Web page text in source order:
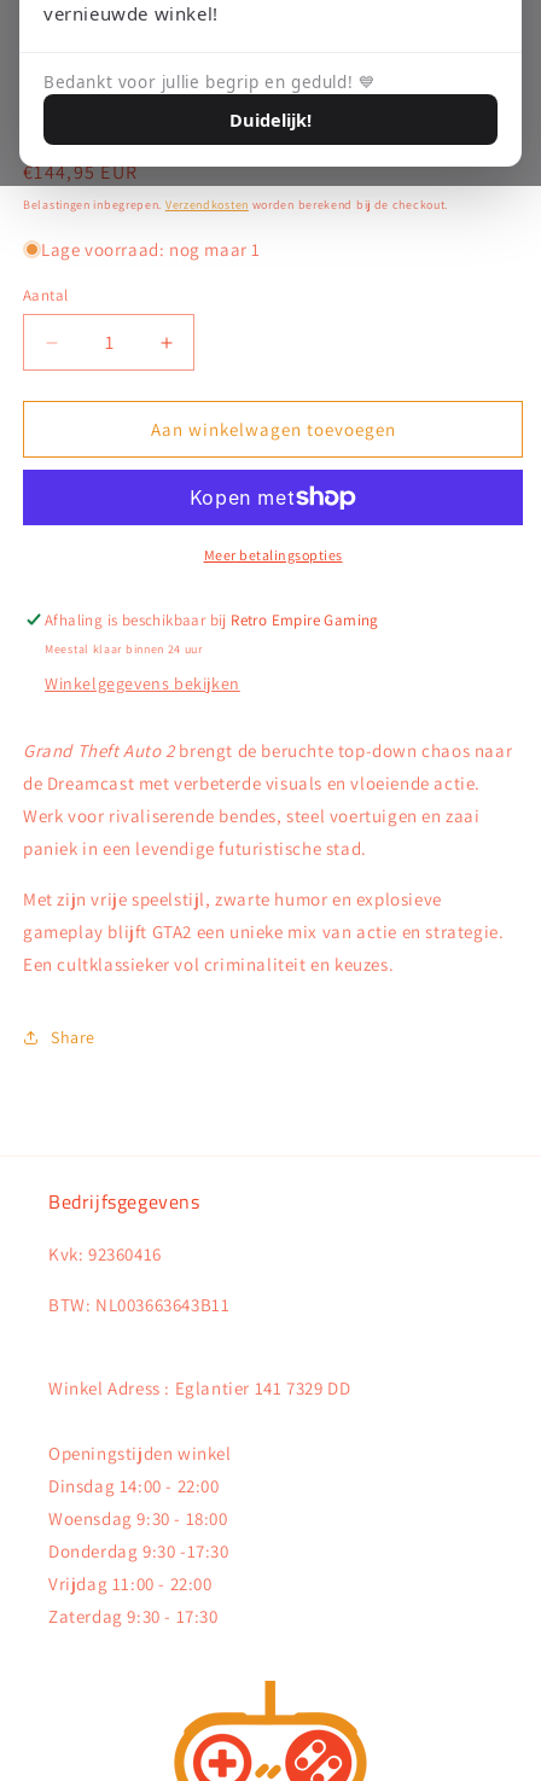
modaal
Grand Theft Auto 2 –
Dreamcast
Normale
prijs
€144,95 EUR
Belastingen inbegrepen. Verzendkosten worden berekend bij de checkout.
Lage voorraad: nog maar 1
Aantal
Aantal
verlagen
voor
Theft
–
Aantal
verhogen
voor
Grand
Theft
–
Dreamcast
Aan winkelwagen toevoegen
Meer betalingsopties
Afhaling is beschikbaar bij Retro Empire Gaming
Meestal klaar binnen 24 uur
Winkelgegevens bekijken
Grand Theft Auto 2brengt de beruchte top-down chaos naar
de Dreamcast met verbeterde visuals en vloeiende actie.
Werk voor rivaliserende bendes, steel voertuigen en zaai
paniek in een levendige futuristische stad.
Met zijn vrije speelstijl, zwarte humor en explosieve
gameplay blijft GTA2 een unieke mix van actie en strategie.
Een cultklassieker vol criminaliteit en keuzes.
Share
Bedrijfsgegevens
Kvk: 92360416
BTW: NL003663643B11
Winkel Adress : Eglantier 141 7329 DD
Openingstijden winkel
Dinsdag 14:00 - 22:00
Woensdag 9:30 - 18:00
Donderdag 9:30 -17:30
Vrijdag 11:00 - 22:00
Zaterdag 9:30 - 17:30
vernieuwde winkel!
Bedankt voor jullie begrip en geduld! 💙
Duidelijk!